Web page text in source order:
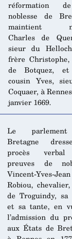
réformation
noblesse de
maintient
Charles de
sieur du
frère
de Botquez,
cousin Yves,
Coquaer, à
janvier 1669.
Le
Bretagne
procès
preuves de
Vincent-Yves-Jean
Robiou,
de Troguindy, sa
et sa tante, en
l’admission du
aux États de